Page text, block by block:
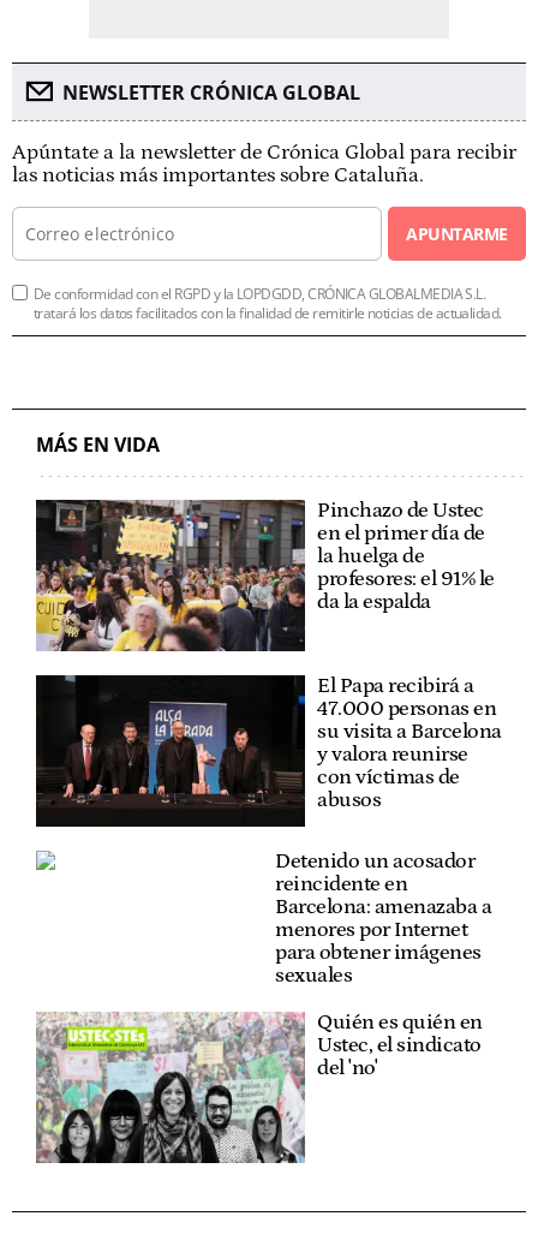
NEWSLETTER CRÓNICA GLOBAL
Apúntate a la newsletter de Crónica Global para recibir
las noticias más importantes sobre Cataluña.
APUNTARME
De conformidad con el RGPD y la LOPDGDD, CRÓNICA GLOBALMEDIA S.L.
tratará los datos facilitados con la finalidad de remitirle noticias de actualidad.
MÁS EN VIDA
Pinchazo de Ustec
en el primer día de
la huelga de
profesores: el 91% le
da la espalda
El Papa recibirá a
47.000 personas en
su visita a Barcelona
y valora reunirse
con víctimas de
abusos
Detenido un acosador
reincidente en
Barcelona: amenazaba a
menores por Internet
para obtener imágenes
sexuales
Quién es quién en
Ustec, el sindicato
del 'no'